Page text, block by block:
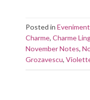
Posted in
Charme, Charme
November Notes,
Grozavescu,